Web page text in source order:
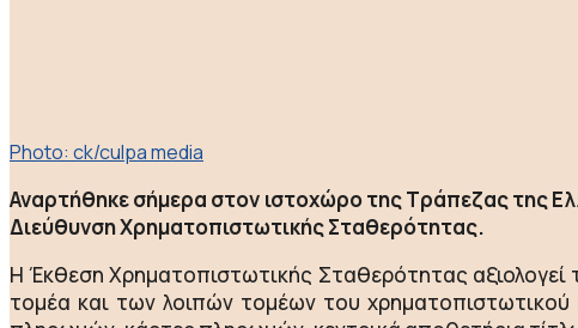
Photo: ck/culpa media
Αναρτήθηκε σήμερα στον ιστοχώρο της Τράπεζας της
Διεύθυνση Χρηματοπιστωτικής Σταθερότητας.
Η Έκθεση Χρηματοπιστωτικής Σταθερότητας αξιολογεί
τομέα και των λοιπών τομέων του